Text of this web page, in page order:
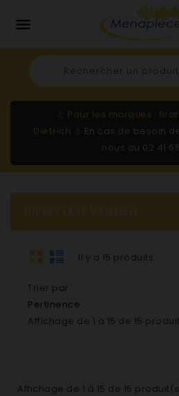

⚠️ Pour les marques :
Dietrich ⚠️ En cas de besoin
nous au 02 41
DIVERS LAVE VAISSELLE
Il y a 15 produits.
Trier par :
Pertinence
Affichage de 1 à 15 de 15
Affichage de 1 à 15 de 15